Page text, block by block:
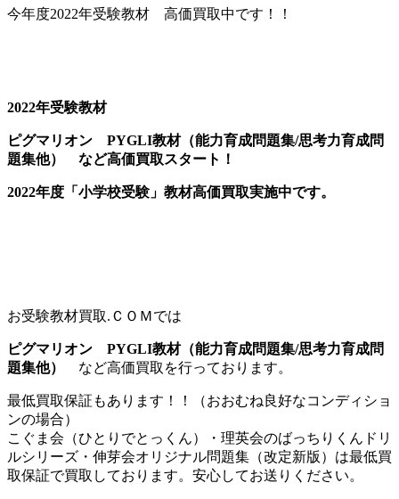
今年度2022年受験教材 高価買取中です！！
2022年受験教材
ピグマリオン PYGLI教材（能力育成問題集/思考力育成問
題集他） など高価買取スタート！
2022年度「小学校受験」教材高価買取実施中です。
お受験教材買取.ＣＯＭでは
ピグマリオン PYGLI教材（能力育成問題集/思考力育成問
題集他） など高価買取を行っております。
最低買取保証もあります！！（おおむね良好なコンディショ
ンの場合）
こぐま会（ひとりでとっくん）・理英会のばっちりくんドリ
ルシリーズ・伸芽会オリジナル問題集（改定新版）は最低買
取保証で買取しております。安心してお送りください。